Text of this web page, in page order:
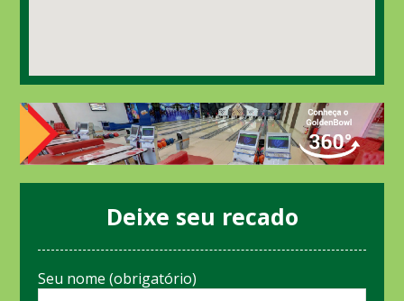
Deixe seu recado
Seu nome (obrigatório)